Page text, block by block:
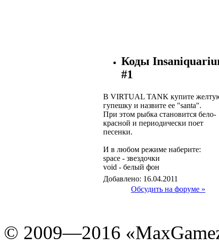
Коды
#1
В VIRTUAL TANK купите
гупешку и назвите ее "santa".
При этом рыбка становится бело-
красной и периодически поет
песенки.
И в любом режиме наберите:
space - звездочки
void - белый фон
Добавлено: 16.04.2011
Обсудить на форуме »
© 2009—2016